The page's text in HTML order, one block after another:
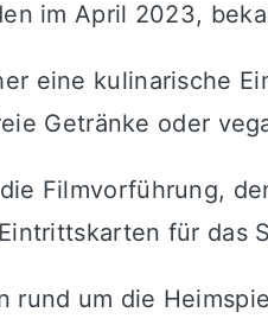
im April 2023,
eine kulinarische
Getränke oder
Filmvorführung,
für das
rund um die